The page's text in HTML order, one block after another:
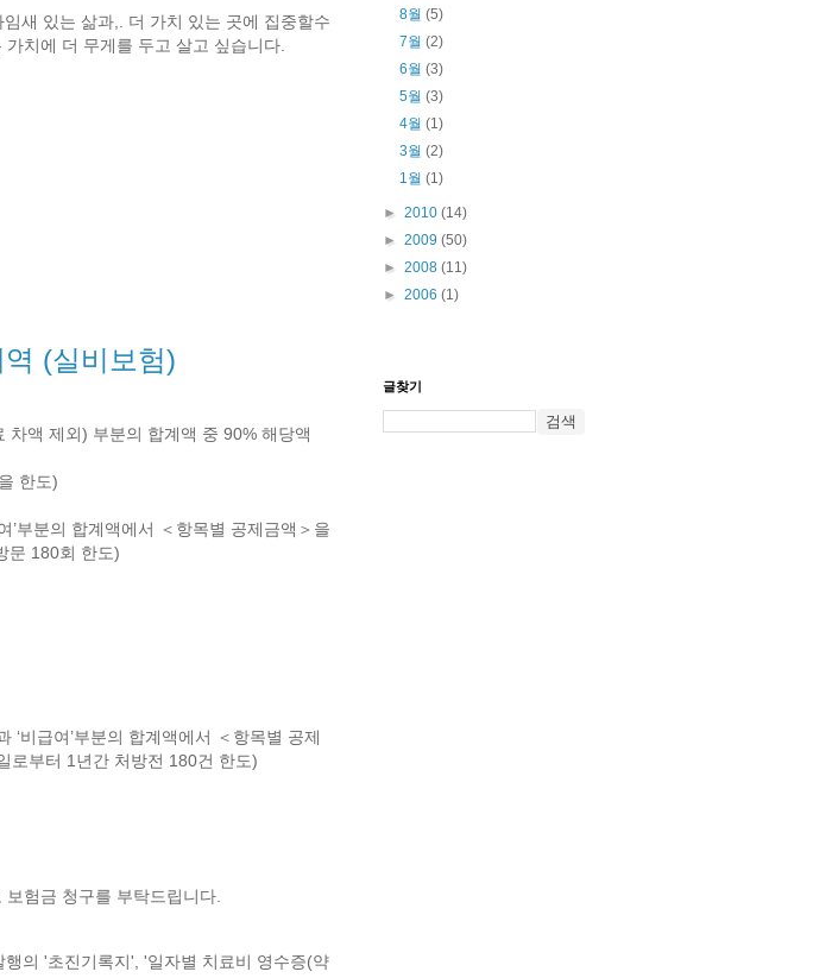
새 있는 삶과,. 더 가치 있는 곳에 집중할수
치에 더 무게를 두고 살고 싶습니다.
(실비보험)
액 제외) 부분의 합계액 중 90% 해당액
한도)
’부분의 합계액에서 ＜항목별 공제금액＞을
문 180회 한도)
‘비급여’부분의 합계액에서 ＜항목별 공제
로부터 1년간 처방전 180건 한도)
험금 청구를 부탁드립니다.
의 '초진기록지', '일자별 치료비 영수증(약
8월(5)
7월(2)
6월(3)
5월(3)
4월(1)
3월(2)
1월(1)
► 2010 (14)
► 2009 (50)
► 2008 (11)
► 2006 (1)
글찾기